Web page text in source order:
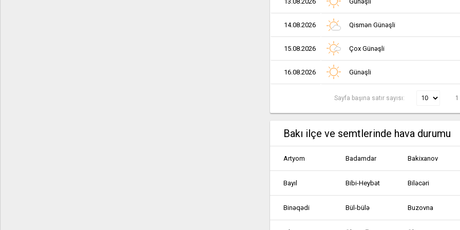
14.08.2026 Qismən Günəşli
15.08.2026 Çox Günəşli
16.08.2026 Günəşli
Sayfa başına satır sayısı:
Bakı ilçe ve semtlerinde hava durumu
Artyom Badamdar Bakixanov
Bayıl Bibi-Heybət Biləcəri
Binəqədi Bül-bülə Buzovna